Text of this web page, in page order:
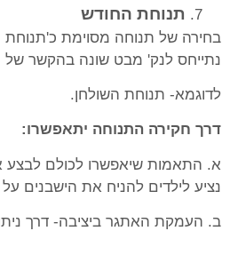
תנוחת החודש
בחירה של תנוחה מסוימת
נתייחס לנק' מבט שונה בהקשר של
לדוגמא- תנוחת השולחן.
דרך חקירה התנוחה יתאפשרו:
נציע לילדים להניח את הישבנים
ב. העמקת האתגר ביציבה- דרך